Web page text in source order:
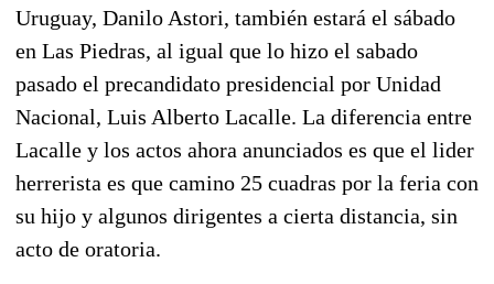
Uruguay, Danilo Astori, también estará el sábado
en Las Piedras, al igual que lo hizo el sabado
pasado el precandidato presidencial por Unidad
Nacional, Luis Alberto Lacalle. La diferencia entre
Lacalle y los actos ahora anunciados es que el lider
herrerista es que camino 25 cuadras por la feria con
su hijo y algunos dirigentes a cierta distancia, sin
acto de oratoria.